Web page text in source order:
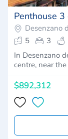
Penthouse 3
Desenzano
5
3
In Desenzano
centre, near
$892,312